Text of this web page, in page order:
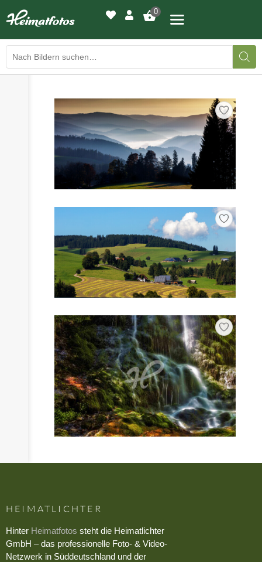
0
BILDERGALERIE
DRUCKQUALITÄTEN
LED-LEUCHTBILDER
WIR DRUCKEN IHR BILD
HEIMATLICHTER
KONTAKT
HEIMATLICHTER
Hinter Heimatfotos steht die Heimatlichter
GmbH – das professionelle Foto- & Video-
Netzwerk in Süddeutschland und der